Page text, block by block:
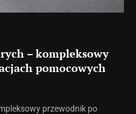
– kompleksowy
pomocowych
przewodnik po